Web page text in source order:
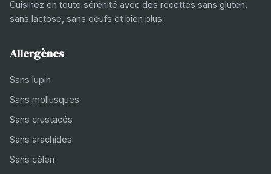
Cuisinez en toute sérénité avec des recettes sans gluten,
sans lactose, sans oeufs et bien plus.
Allergènes
Sans lupin
Sans mollusques
Sans crustacés
Sans arachides
Sans céleri